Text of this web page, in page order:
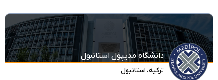
دانشگاه مدیپول استانبول
ترکیه، استانبول